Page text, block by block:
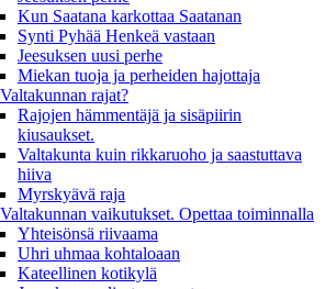
Kun Saatana karkottaa Saatanan
Synti Pyhää Henkeä vastaan
Jeesuksen uusi perhe
Miekan tuoja ja perheiden hajottaja
rajat?
Rajojen hämmentäjä ja sisäpiirin
kiusaukset.
Valtakunta kuin rikkaruoho ja saastuttava
hiiva
Myrskyävä raja
vaikutukset. Opettaa toiminnalla
Yhteisönsä riivaama
Uhri uhmaa kohtaloaan
Kateellinen kotikylä